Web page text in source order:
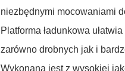
niezbędnymi mocowaniami
Platforma ładunkowa
zarówno drobnych jak i
Wykonana jest z wysokiej